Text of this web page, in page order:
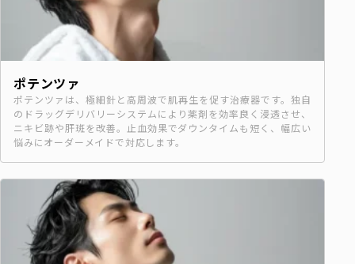
ポテンツァ
ポテンツァは、極細針と高周波で肌再生を促す治療器です。独自
のドラッグデリバリーシステムにより薬剤を効率良く浸透させ、
ニキビ跡や肝斑を改善。止血効果でダウンタイムも短く、幅広い
悩みにオーダーメイドで対応します。